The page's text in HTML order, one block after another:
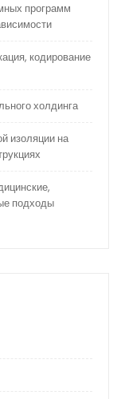
программ
кодирование
холдинга
изоляции на
подходы